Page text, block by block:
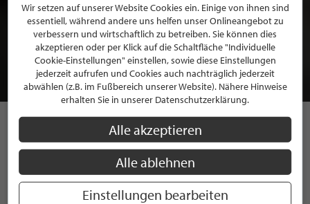
BEWERBEN SIE SICH FÜR EINE GRATIS
MITGLIEDSCHAFT BEI STILPUNKTE®
JETZT GRATIS BEWERBEN
STILPUNKTE AUF
INSTAGRAM
Wir setzen auf unserer Website Cookies ein. Einige von ihnen sind
essentiell, während andere uns helfen unser Onlineangebot zu
verbessern und wirtschaftlich zu betreiben. Sie können dies
akzeptieren oder per Klick auf die Schaltfläche "Individuelle
Cookie-Einstellungen" einstellen, sowie diese Einstellungen
jederzeit aufrufen und Cookies auch nachträglich jederzeit
abwählen (z.B. im Fußbereich unserer Website). Nähere Hinweise
erhalten Sie in unserer Datenschutzerklärung.
Alle akzeptieren
Alle ablehnen
Einstellungen bearbeiten